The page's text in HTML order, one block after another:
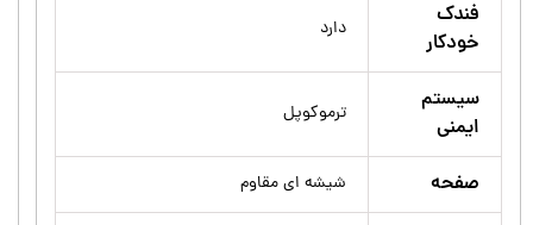
فندک
خودکار
دارد
سیستم
ایمنی
ترموکوپل
صفحه شیشه ای مقاوم